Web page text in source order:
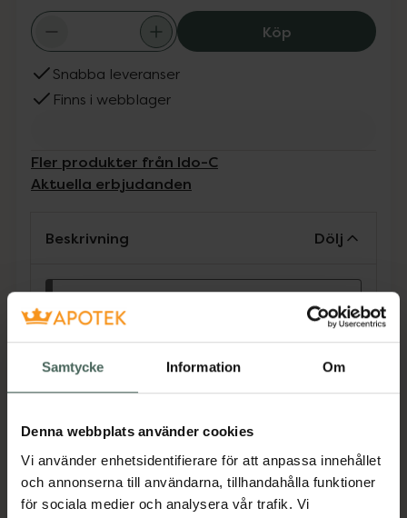
Samtycke Information Om
Denna webbplats använder cookies
Vi använder enhetsidentifierare för att anpassa innehållet
och annonserna till användarna, tillhandahålla funktioner
för sociala medier och analysera vår trafik. Vi
KöpIdo-C 0,5 g,
Snabba leveranser
Finns i webblager
Fler produkter från Ido-C
Aktuella erbjudanden
Beskrivning Dölj
bipacksedeln innan användning.
Vid konstaterad brist på vitamin C.
Bristtillstånd på grund av sjukdom t ex
dagligen. Tabletterna tuggas, får smälta i
munnen eller sväljas hela. Apelsinsmak.
Jämförpris 1,45 kr/st
EAN:07046260051737